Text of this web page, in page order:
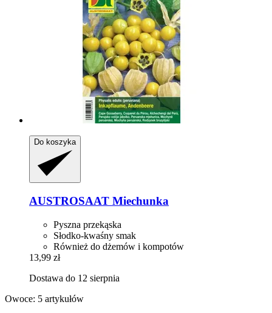
Do koszyka
AUSTROSAAT Miechunka
Pyszna przekąska
Słodko-kwaśny smak
Również do dżemów i kompotów
13,99 zł
Dostawa do 12 sierpnia
Owoce: 5 artykułów